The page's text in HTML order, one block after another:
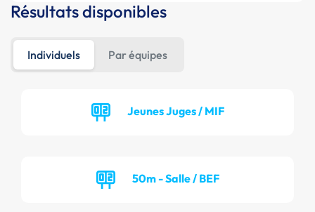
Résultats disponibles
Individuels Par équipes
Jeunes Juges / MIF
50m - Salle / BEF